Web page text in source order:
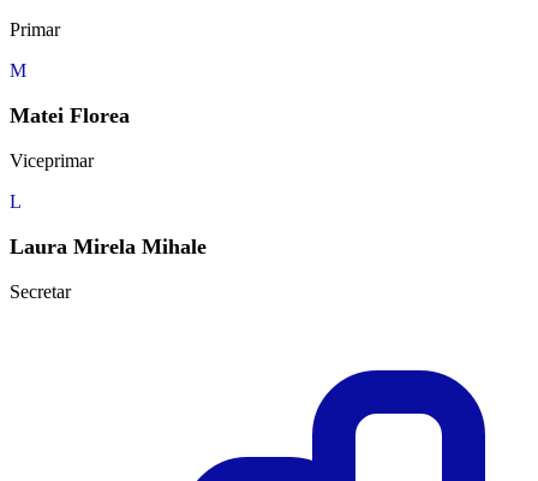
Primar
M
Matei Florea
Viceprimar
L
Laura Mirela Mihale
Secretar